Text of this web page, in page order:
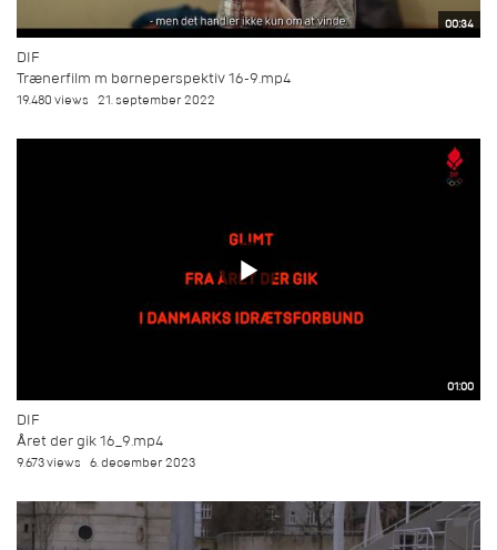
00:34
DIF
Trænerfilm m børneperspektiv 16-9.mp4
19.480 views 21. september 2022
01:00
DIF
Året der gik 16_9.mp4
9.673 views 6. december 2023